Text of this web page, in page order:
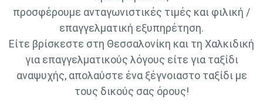
προσφέρουμε ανταγωνιστικές τιμές και φιλική /
επαγγελματική εξυπηρέτηση.
Είτε βρίσκεστε στη Θεσσαλονίκη και τη Χαλκιδική
για επαγγελματικούς λόγους είτε για ταξίδι
αναψυχής, απολαύστε ένα ξέγνοιαστο ταξίδι με
τους δικούς σας όρους!